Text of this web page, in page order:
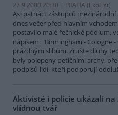
27.9.2000 20:30 | PRAHA (EkoList)
Asi patnáct zástupců
dnes večer před hlavním
postavilo malé řečnické pódium,
nápisem: "Birmingham - Cologne
prázdným slibům. Zrušte dluhy
byly polepeny petičními archy,
podpisů lidí, kteří podporují
Aktivisté i policie ukázali
vlídnou tvář